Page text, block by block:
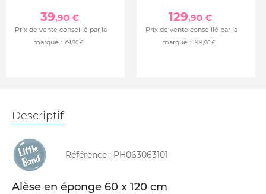
39,90 €
Prix de vente conseillé par la
marque : 79,90 €
129,90 €
Prix de vente conseillé par la
marque : 199,90 €
Descriptif
Référence : PH063063101
Alèse en éponge 60 x 120 cm